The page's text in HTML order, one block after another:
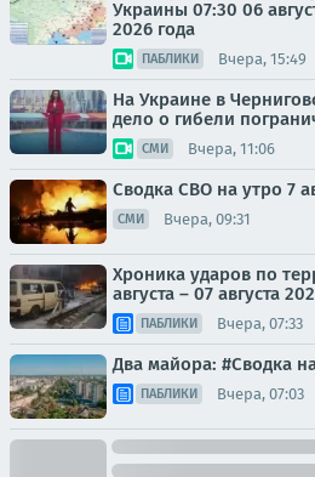
Украины 07:30 06
2026 года
ПАБЛИКИ Вчера, 15:49
На Украине в
дело о гибели
СМИ Вчера, 11:06
Сводка СВО на утро 7
СМИ Вчера, 09:31
Хроника ударов по
августа – 07 августа
ПАБЛИКИ Вчера, 07:33
Два майора: #Сводка
ПАБЛИКИ Вчера, 07:03